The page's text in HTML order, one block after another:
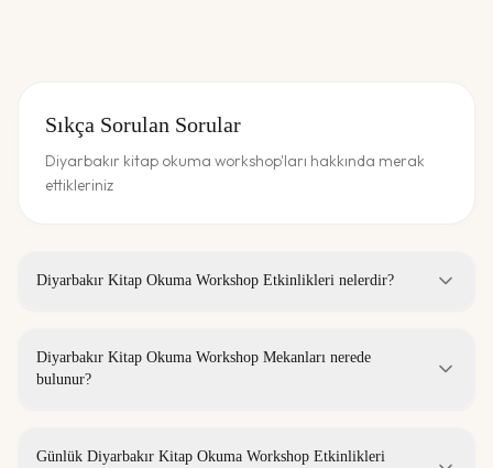
Sıkça Sorulan Sorular
Diyarbakır kitap okuma workshop'ları hakkında merak
ettikleriniz
Diyarbakır Kitap Okuma Workshop Etkinlikleri nelerdir?
Diyarbakır Kitap Okuma Workshop Mekanları nerede
bulunur?
Günlük Diyarbakır Kitap Okuma Workshop Etkinlikleri